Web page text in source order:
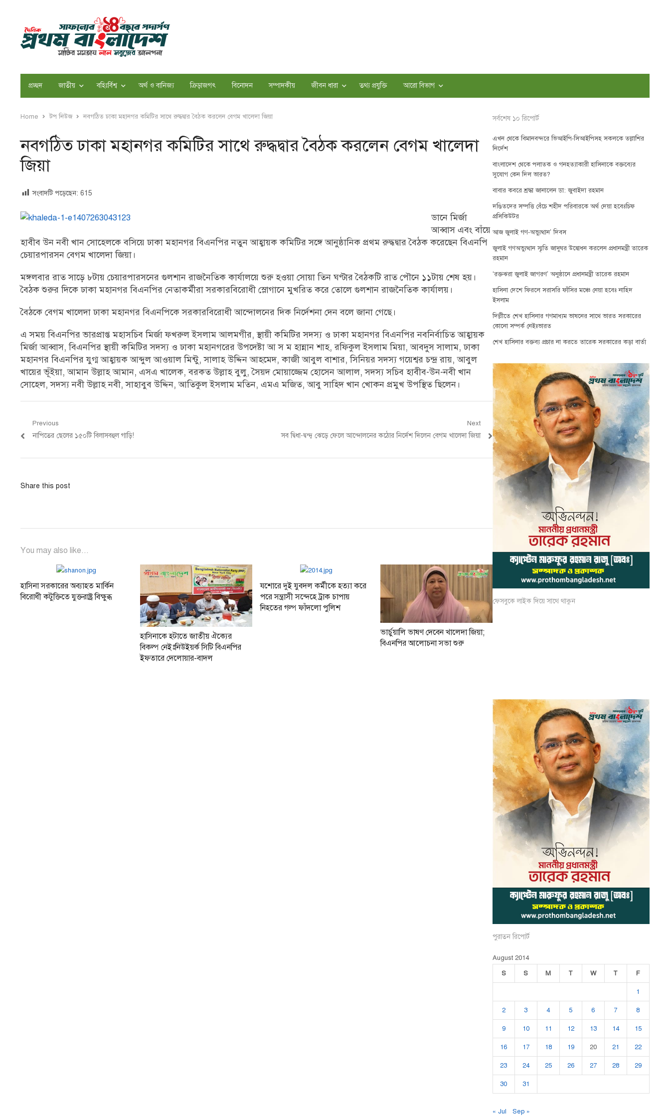
প্রচ্ছদ জাতীয় বহিঃর্বিশ্ব অর্থ ও বানিজ্য ক্রিড়াজগৎ বিনোদন সম্পাদকীয় জীবন ধারা তথ্য প্রযুক্তি আরো বিভাগ
Home টপ নিউজ নবগঠিত ঢাকা মহানগর কমিটির সাথে রুদ্ধদ্বার বৈঠক করলেন বেগম খালেদা জিয়া
নবগঠিত ঢাকা মহানগর কমিটির সাথে রুদ্ধদ্বার বৈঠক করলেন বেগম খালেদা
জিয়া
সংবাদটি পড়েছেন: 615
ডানে মির্জা
আব্বাস এবং বাঁয়ে
হাবীব উন নবী খান সোহেলকে বসিয়ে ঢাকা মহানগর বিএনপির নতুন আহ্বায়ক কমিটির সঙ্গে আনুষ্ঠানিক প্রথম রুদ্ধদ্বার বৈঠক করেছেন বিএনপি
চেয়ারপারসন বেগম খালেদা জিয়া।
মঙ্গলবার রাত সাড়ে ৮টায় চেয়ারপারসনের গুলশান রাজনৈতিক কার্যালয়ে শুরু হওয়া সোয়া তিন ঘণ্টার বৈঠকটি রাত পৌনে ১১টায় শেষ হয়।
বৈঠক শুরুর দিকে ঢাকা মহানগর বিএনপির নেতাকর্মীরা সরকারবিরোধী স্লোগানে মুখরিত করে তোলে গুলশান রাজনৈতিক কার্যালয়।
বৈঠকে বেগম খালেদা ঢাকা মহানগর বিএনপিকে সরকারবিরোধী আন্দোলনের দিক নির্দেশনা দেন বলে জানা গেছে।
এ সময় বিএনপির ভারপ্রাপ্ত মহাসচিব মির্জা ফখরুল ইসলাম আলমগীর, স্থায়ী কমিটির সদস্য ও ঢাকা মহানগর বিএনপির নবনির্বাচিত আহ্বায়ক
মির্জা আব্বাস, বিএনপির স্থায়ী কমিটির সদস্য ও ঢাকা মহানগরের উপদেষ্টা আ স ম হান্নান শাহ, রফিকুল ইসলাম মিয়া, আবদুস সালাম, ঢাকা
মহানগর বিএনপির যুগ্ম আহ্বায়ক আব্দুল আওয়াল মিন্টু, সালাহ উদ্দিন আহমেদ, কাজী আবুল বাশার, সিনিয়র সদস্য গয়েশ্বর চন্দ্র রায়, আবুল
খায়ের ভূঁইয়া, আমান উল্লাহ আমান, এসএ খালেক, বরকত উল্লাহ বুলু, সৈয়দ মোয়াজ্জেম হোসেন আলাল, সদস্য সচিব হাবীব-উন-নবী খান
সোহেল, সদস্য নবী উল্লাহ নবী, সাহাবুব উদ্দিন, আতিকুল ইসলাম মতিন, এমএ মজিত, আবু সাহিদ খান খোকন প্রমুখ উপস্থিত ছিলেন।
Post
navigation
Previous
Previous
নাপিতের ছেলের ১৫০টি বিলাসবহুল গাড়ি!
Next
Next
সব দ্বিধা-দ্বন্দ্ব ঝেড়ে ফেলে আন্দোলনের কঠোর নির্দেশ দিলেন বেগম খালেদা জিয়া
Share this post
You may also like...
হাসিনা সরকারের অব্যাহত মার্কিন
বিরোধী কটুক্তিতে যুক্তরাষ্ট্র বিক্ষুব্ধ
হাসিনাকে হটাতে জাতীয় ঐক্যের
বিকল্প নেইঃনিউইয়র্ক সিটি বিএনপির
ইফতারে দেলোয়ার-বাদল
যশোরে দুই যুবদল কর্মীকে হত্যা করে
পরে সন্ত্রাসী সন্দেহে ট্রাক চাপায়
নিহতের গল্প ফাঁদলো পুলিশ
ভার্চুয়ালি ভাষণ দেবেন খালেদা জিয়া;
বিএনপির আলোচনা সভা শুরু
সর্বশেষ ১০ রিপোর্ট
এখন থেকে বিমানবন্দরে ভিআইপি-সিআইপিসহ সকলকে তল্লাশির
নির্দেশ
বাংলাদেশ থেকে পলাতক ও গনহত্যাকারী হাসিনাকে বক্তব্যের
সুযোগ কেন দিল ভারত?
বাবার কবরে শ্রদ্ধা জানালেন ডা: জুবাইদা রহমান
দণ্ডিতদের সম্পত্তি বেঁচে শহীদ পরিবারকে অর্থ দেয়া হবেঃচিফ
প্রসিকিউটর
আজ জুলাই গণ-অভ্যুত্থান’ দিবস
জুলাই গণঅভ্যুত্থান স্মৃতি জাদুঘর উদ্বোধন করলেন প্রধানমন্ত্রী তারেক
রহমান
‘রক্তঝরা জুলাই জাগরণ’ অনুষ্ঠানে প্রধানমন্ত্রী তারেক রহমান
হাসিনা দেশে ফিরলে সরাসরি ফাঁসির মঞ্চে নেয়া হবেঃ নাহিদ
ইসলাম
দিল্লীতে শেখ হাসিনার গণমাধ্যম ভাষনের সাথে ভারত সরকারের
কোনো সম্পর্ক নেইঃভারত
শেখ হাসিনার বক্তব্য প্রচার না করতে তারেক সরকারের কড়া বার্তা
ফেসবুকে লাইক দিয়ে সাথে থাকুন
পুরাতন রিপোর্ট
August 2014
S
S M T W T F
1
2 3 4 5 6 7 8
9 10 11 12 13 14 15
16 17 18 19 20 21 22
23 24 25 26 27 28 29
30 31
« Jul Sep »